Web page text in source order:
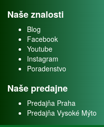
Naše znalosti
Blog
Facebook
Youtube
Instagram
Poradenstvo
Naše predajne
Predajňa Praha
Predajňa Vysoké Mýto